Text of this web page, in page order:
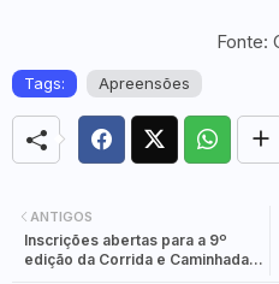
Fonte:
Tags: Apreensões
ANTIGOS
Inscrições abertas para a 9º
edição da Corrida e Caminhada